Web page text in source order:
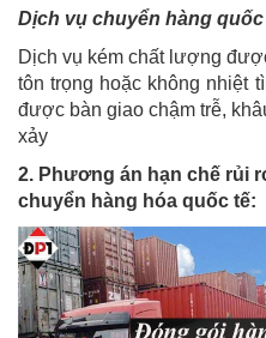
Dịch vụ chuyển hàng
Dịch vụ kém chất lượng
tôn trọng hoặc không nhiệt
được bàn giao chậm trễ,
xảy
2. Phương án hạn chế rủi
chuyển hàng hóa quốc tế: